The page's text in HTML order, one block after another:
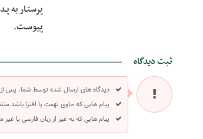
پرستـار به
پیوسـت.
ثبت دیدگاه
دیدگاه های ارسال شده توسط شما، پس
پیام هایی که حاوی تهمت یا افترا باشد
پیام هایی که به غیر از زبان فارسی یا